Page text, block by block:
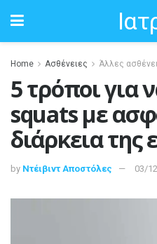
Home Ασθένειες Άλλες
5 τρόποι για
squats με
διάρκεια
by Ντέιβιντ Αποστόλες 03/